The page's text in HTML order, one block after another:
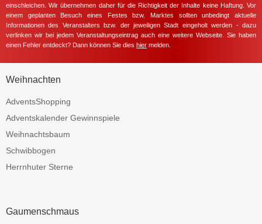
einschleichen. Wir übernehmen daher für die Richtigkeit der Inhalte keine Haftung. Vor
einem geplanten Besuch eines Festes bzw. Marktes sollten unbedingt aktuelle
Informationen des Veranstalters bzw. der jeweiligen Stadt eingeholt werden - dazu
verlinken wir bei jedem Veranstaltungseintrag auch eine weitere Webseite. Sie haben
einen Fehler entdeckt? Dann können Sie dies hier melden.
Weihnachten
AdventsShopping
Adventskalender Gewinnspiele
Weihnachtsbaum
Schwibbogen
Herrnhuter Sterne
Gaumenschmaus